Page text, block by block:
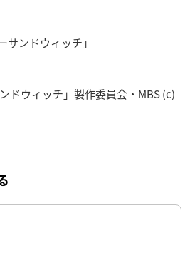
サンドウィッチ」
ドウィッチ」製作委員会・MBS (c)